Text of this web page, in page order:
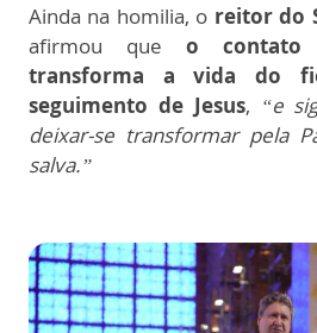
Ainda na homilia, o reitor do
afirmou que o contato
transforma a vida do
seguimento de Jesus, “e
deixar-se transformar pela
salva.”